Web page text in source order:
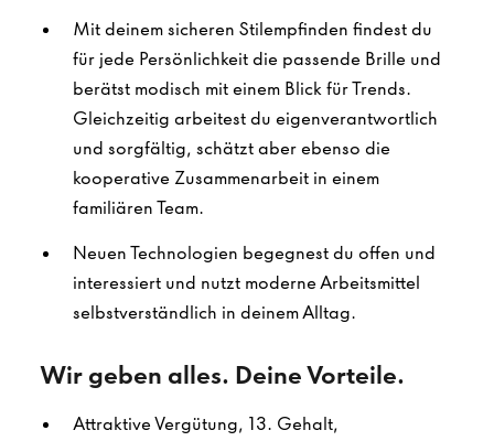
Mit deinem sicheren Stilempfinden findest du
für jede Persönlichkeit die passende Brille und
berätst modisch mit einem Blick für Trends.
Gleichzeitig arbeitest du eigenverantwortlich
und sorgfältig, schätzt aber ebenso die
kooperative Zusammenarbeit in einem
familiären Team.
Neuen Technologien begegnest du offen und
interessiert und nutzt moderne Arbeitsmittel
selbstverständlich in deinem Alltag.
Wir geben alles. Deine Vorteile.
Attraktive Vergütung, 13. Gehalt,